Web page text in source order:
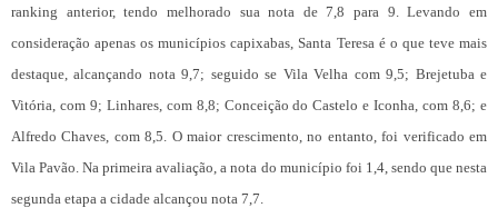
ranking anterior, tendo melhorado sua nota de 7,8 para 9. Levando em
consideração apenas os municípios capixabas, Santa Teresa é o que teve mais
destaque, alcançando nota 9,7; seguido se Vila Velha com 9,5; Brejetuba e
Vitória, com 9; Linhares, com 8,8; Conceição do Castelo e Iconha, com 8,6; e
Alfredo Chaves, com 8,5. O maior crescimento, no entanto, foi verificado em
Vila Pavão. Na primeira avaliação, a nota do município foi 1,4, sendo que nesta
segunda etapa a cidade alcançou nota 7,7.